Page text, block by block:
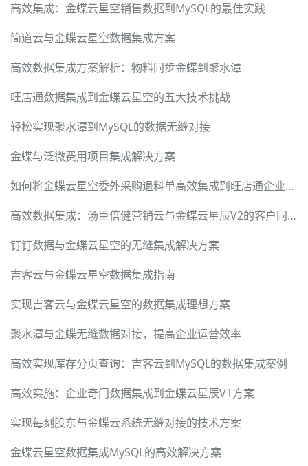
高效集成：金蝶云星空销售数据到MySQL的最佳实践
简道云与金蝶云星空数据集成方案
高效数据集成方案解析：物料同步金蝶到聚水潭
旺店通数据集成到金蝶云星空的五大技术挑战
轻松实现聚水潭到MySQL的数据无缝对接
金蝶与泛微费用项目集成解决方案
如何将金蝶云星空委外采购退料单高效集成到旺店通企业奇门
高效数据集成：汤臣倍健营销云与金蝶云星辰V2的客户同步方案
钉钉数据与金蝶云星空的无缝集成解决方案
吉客云与金蝶云星空数据集成指南
实现吉客云与金蝶云星空的数据集成理想方案
聚水潭与金蝶无缝数据对接，提高企业运营效率
高效实现库存分页查询：吉客云到MySQL的数据集成案例
高效实施：企业奇门数据集成到金蝶云星辰V1方案
实现每刻股东与金蝶云系统无缝对接的技术方案
金蝶云星空数据集成MySQL的高效解决方案